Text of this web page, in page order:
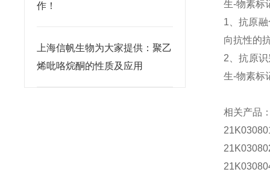
作！
上海信帆生物为大家提供：聚乙
烯吡咯烷酮的性质及应用
生-物素标
1 、抗原
向抗性的
2 、抗原
生-物素标
相关产品